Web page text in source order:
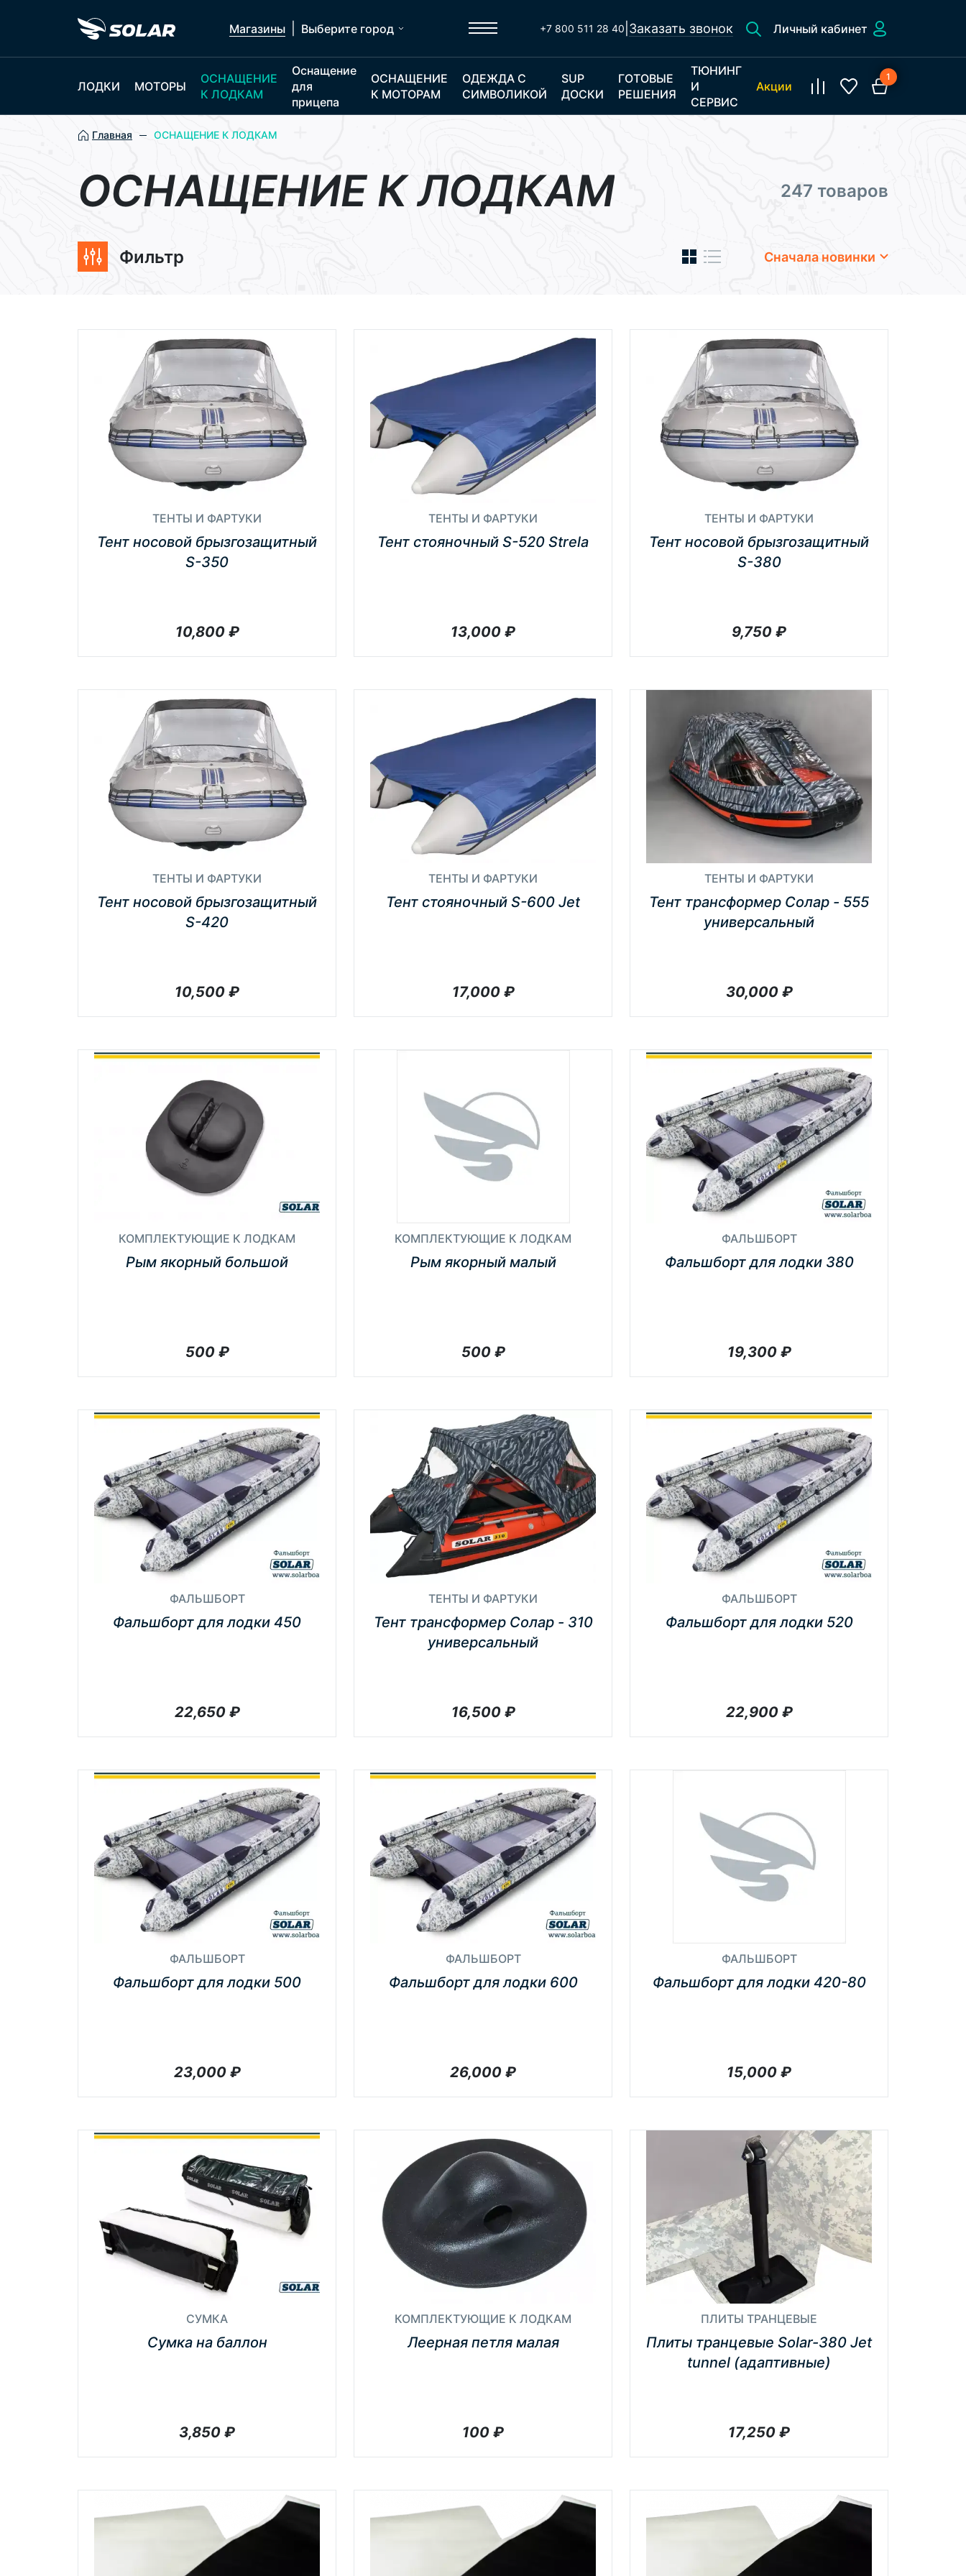
Магазины Выберите город +7 800 511 28 40 Заказать звонок Личный кабинет
ЛОДКИ МОТОРЫ
ОСНАЩЕНИЕ
К ЛОДКАМ
Оснащение
для
прицепа
ОСНАЩЕНИЕ
К МОТОРАМ
ОДЕЖДА С
СИМВОЛИКОЙ
SUP
ДОСКИ
ГОТОВЫЕ
РЕШЕНИЯ
ТЮНИНГ
И
СЕРВИС
Акции
1
Главная ОСНАЩЕНИЕ К ЛОДКАМ
ОСНАЩЕНИЕ К ЛОДКАМ 247 товаров
Фильтр Сначала новинки
ТЕНТЫ И ФАРТУКИ
Тент носовой брызгозащитный
S-350
10,800₽
ТЕНТЫ И ФАРТУКИ
Тент стояночный S-520 Strela
13,000 ₽
ТЕНТЫ И ФАРТУКИ
Тент носовой брызгозащитный
S-380
9,750 ₽
ТЕНТЫ И ФАРТУКИ
Тент носовой брызгозащитный
S-420
10,500 ₽
ТЕНТЫ И ФАРТУКИ
Тент стояночный S-600 Jet
17,000₽
ТЕНТЫ И ФАРТУКИ
Тент трансформер Солар - 555
универсальный
30,000₽
КОМПЛЕКТУЮЩИЕ К ЛОДКАМ
Рым якорный большой
500₽
КОМПЛЕКТУЮЩИЕ К ЛОДКАМ
Рым якорный малый
500₽
ФАЛЬШБОРТ
Фальшборт для лодки 380
19,300₽
ФАЛЬШБОРТ
Фальшборт для лодки 450
22,650₽
ТЕНТЫ И ФАРТУКИ
Тент трансформер Солар - 310
универсальный
16,500₽
ФАЛЬШБОРТ
Фальшборт для лодки 520
22,900₽
ФАЛЬШБОРТ
Фальшборт для лодки 500
23,000₽
ФАЛЬШБОРТ
Фальшборт для лодки 600
26,000 ₽
ФАЛЬШБОРТ
Фальшборт для лодки 420-80
15,000 ₽
СУМКА
Сумка на баллон
3,850 ₽
КОМПЛЕКТУЮЩИЕ К ЛОДКАМ
Леерная петля малая
100 ₽
ПЛИТЫ ТРАНЦЕВЫЕ
Плиты транцевые Solar-380 Jet
tunnel (адаптивные)
17,250 ₽